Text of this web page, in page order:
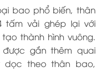
bao phổ biến, thân
tấm vải ghép lại với
thành hình vuông.
gắn thêm quai
dọc theo thân bao,